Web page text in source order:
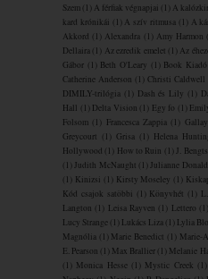
Szem (1) A férfiak végnapjai (1) A
kard krónikái
(1) A szív ritmusa (1) A
Akkord
(1) Alexandra (1) Amy Harmon
Dellaira (1) Az ezredik emelet (1) Az
Gábor
(1) Beth O'Leary (1) Book Kiadó
Catherine Anderson
(1) Christi Caldwell
DIMILY-trilógia
(1) Dash és Lily (1)
Hall
(1) Delta Vision (1) Egy fo (1)
Folsom
(1) Francesca Zappia (1)
Greycourt
(1) Grisa (1) Helena
Hollywood
(1) How to Ruin (1)J.
(1)Judith McNaught (1)Julianne
(1) Kinizsi (1) Kirsty Moseley (1)
Kód csajok satöbbi
(1) Könyvhét (1)
Langton
(1) Leisa Rayven (1) Lettero (1)
Lucy Strange (1) Lukács Liza (1) Lylia
Magnólia
(1) Marie Benedict (1) Marie-
E. Pearson
(1) Max Brallier (1) Melanie
(1) Monica Hesse (1) Mystic Creek (1)